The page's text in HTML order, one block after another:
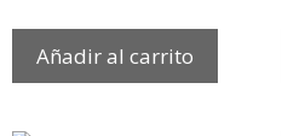
Añadir al carrito